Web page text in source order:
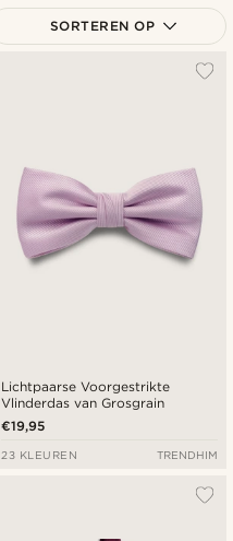
SORTEREN OP
Lichtpaarse Voorgestrikte
Vlinderdas van Grosgrain
€19,95
23 KLEUREN TRENDHIM